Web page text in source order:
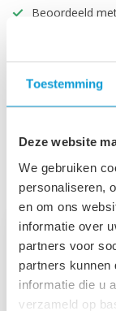
Toestemming
Deze website
We gebruiken
personaliseren,
en om ons
informatie over
partners voor
partners kunnen
informatie die u
verzameld op
Beoordeeld
Specificaties
Recent